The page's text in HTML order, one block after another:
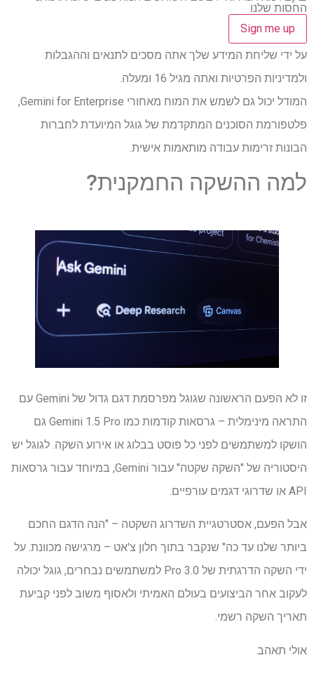
החסות שלנו
על ידי שליחת המידע שלך אתה מסכים לתנאים וההגבלות
ולמדיניות הפרטיות ואתה מגיל 16 ומעלה.
המודל יכול גם לשמש את המוח מאחורי Gemini for Enterprise,
פלטפורמת הסוכנים המתקדמת של גוגל המיועדת לחברות
הבונות זרימות עבודה מותאמות אישית.
למה ההשקה החמקנית?
זו לא הפעם הראשונה שגוגל מפרסמת דגם גדול של Gemini עם
התראה מינימלית – גרסאות קודמות כמו Gemini 1.5 Pro גם
הושקו למשתמשים לפני כל פוסט בבלוג או אירוע השקה. לגוגל יש
היסטוריה של "השקה שקטה" עבור Gemini, במיוחד עבור גרסאות
API או שדרוגי דגמים עורפיים.
אבל הפעם, אסטרטגיית השדרוג השקטה – "הנה הדגם החכם
ביותר שלנו עד כה" שנקבר בתוך חלון צ'אט – מרגישה מכוונת. על
ידי השקה הדרגתית של 3.0 Pro למשתמשים נבחרים, גוגל יכולה
לעקוב אחר הביצועים בעולם האמיתי ולאסוף משוב לפני קביעת
תאריך השקה רשמי.
אולי תאהב